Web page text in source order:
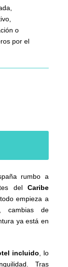
o
por el
rumbo a
del Caribe
empieza a
cambias de
ya está en
incluido , lo
Tras